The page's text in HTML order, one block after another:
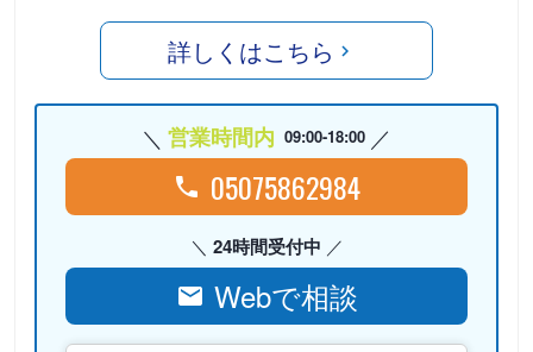
詳しくはこちら
営業時間内 09:00-18:00
05075862984
24時間受付中
Webで相談